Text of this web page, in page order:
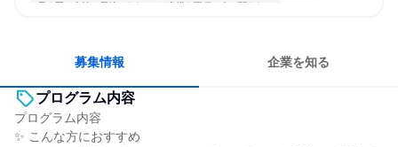
長く同じ会社に居続けられる 多様な職種の人と関われる
募集情報 企業を知る
プログラム内容
プログラム内容
✨ こんな方におすすめ